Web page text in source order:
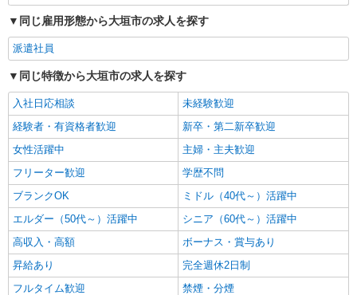
岐阜県大垣市
派遣社員
株式会社kotrio /●NG-H-2031159
大垣駅｜日払いOK！日収1.1万円超え×サ高住
スタッフ！
時給1500円〜2125円 ＜日払い有/週払い有/交
通費全支給(ガソリン代含む)＞
キープ 詳細を見る
同じ雇用形態から大垣市の求人を探す
派遣社員
同じ特徴から大垣市の求人を探す
入社日応相談
未経験歓迎
経験者・有資格者歓迎
新卒・第二新卒歓迎
女性活躍中
主婦・主夫歓迎
フリーター歓迎
学歴不問
ブランクOK
ミドル（40代～）活躍中
エルダー（50代～）活躍中
シニア（60代～）活躍中
高収入・高額
ボーナス・賞与あり
昇給あり
完全週休2日制
フルタイム歓迎
禁煙・分煙